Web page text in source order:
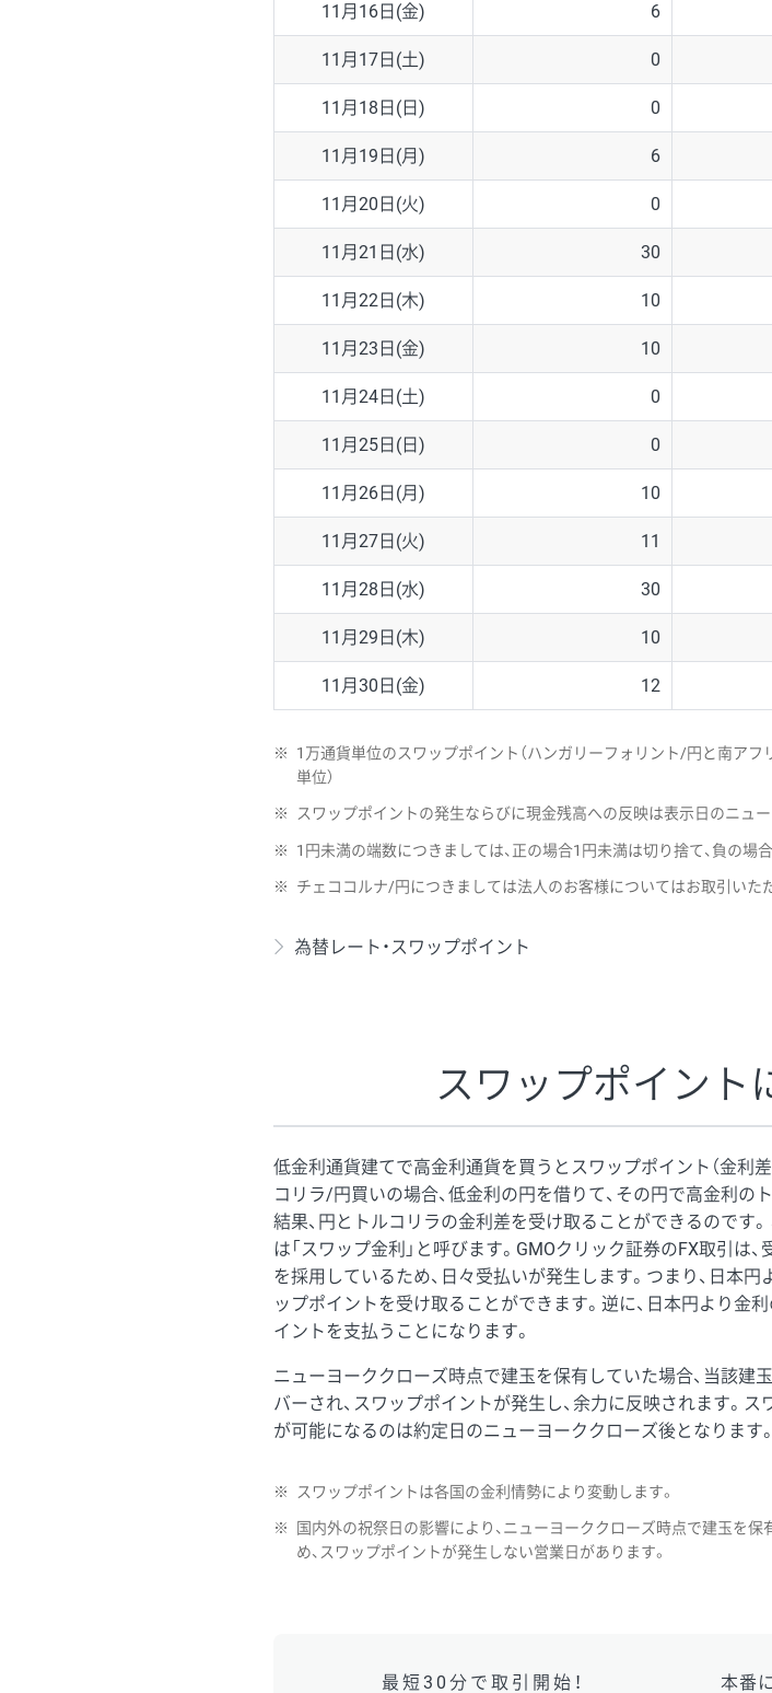
11月16日(金) 6
11月17日(土) 0
11月18日(日) 0
11月19日(月) 6
11月20日(火) 0
11月21日(水) 30
11月22日(木) 10
11月23日(金) 10
11月24日(土) 0
11月25日(日) 0
11月26日(月) 10
11月27日(火) 11
11月28日(水) 30
11月29日(木) 10
11月30日(金) 12
※
1万通貨単位のスワップポイント（ハンガリーフォリント/円と南ア
単位）
※ スワップポイントの発生ならびに現金残高への反映は表示日のニュ
※ 1円未満の端数につきましては、正の場合1円未満は切り捨て、負の場
※ チェココルナ/円につきましては法人のお客様についてはお取引いた
為替レート・スワップポイント
スワップポイント
低金利通貨建てで高金利通貨を買うとスワップポイント（金利
コリラ/円買いの場合、低金利の円を借りて、その円で高金利の
結果、円とトルコリラの金利差を受け取ることができるのです
は「スワップ金利」と呼びます。GMOクリック証券のFX取引は
を採用しているため、日々受払いが発生します。つまり、日本
ップポイントを受け取ることができます。逆に、日本円より金
イントを支払うことになります。
ニューヨーククローズ時点で建玉を保有していた場合、当該建
バーされ、スワップポイントが発生し、余力に反映されます。
が可能になるのは約定日のニューヨーククローズ後となります
※ スワップポイントは各国の金利情勢により変動します。
※
国内外の祝祭日の影響により、ニューヨーククローズ時点で建玉を
め、スワップポイントが発生しない営業日があります。
最短30分で取引開始！ 本番